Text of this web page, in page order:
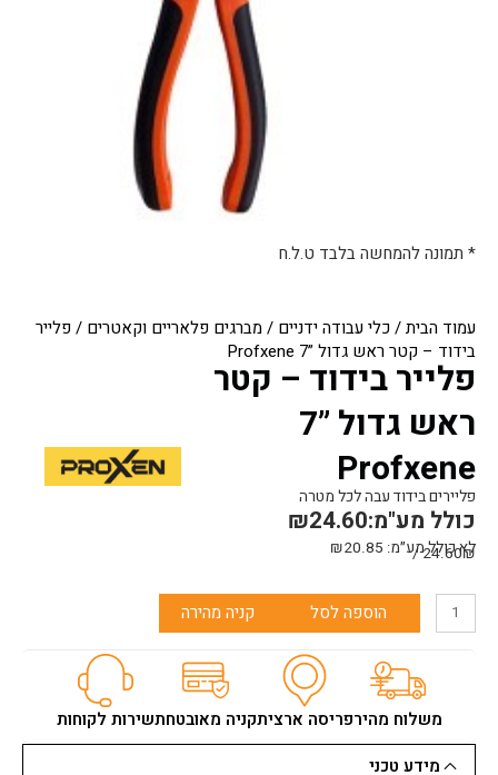
עמוד הבית/כלי עבודה ידניים /מברגים פלאריים וקאטרים / פלייר
בידוד – קטר ראש גדול ”7 Profxene
פלייר בידוד – קטר
ראש גדול ”7
Profxene
פליירים בידוד עבה לכל מטרה
₪24.60כולל מע"מ:
לא כולל מע״מ: ₪20.85
24.60₪ /
כמות
גדול
הוספה לסל קניה מהירה
משלוח מהירפריסה ארציתקניה מאובטחתשירות לקוחות
מידע טכני
* תמונה להמחשה בלבד ט.ל.ח